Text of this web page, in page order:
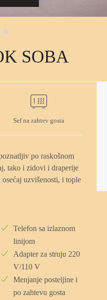
SOBA
Sef na zahtev gosta
po raskošnom
tako i zidovi i draperije
uzvišenosti, i tople
Telefon sa izlaznom
linijom
Adapter za struju 220
V/110 V
Menjanje posteljine i
po zahtevu gosta